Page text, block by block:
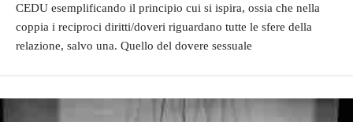
CEDU esemplificando il principio cui si ispira, ossia che nella
coppia i reciproci diritti/doveri riguardano tutte le sfere della
relazione, salvo una. Quello del dovere sessuale